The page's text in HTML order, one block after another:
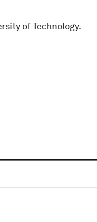
of Technology.